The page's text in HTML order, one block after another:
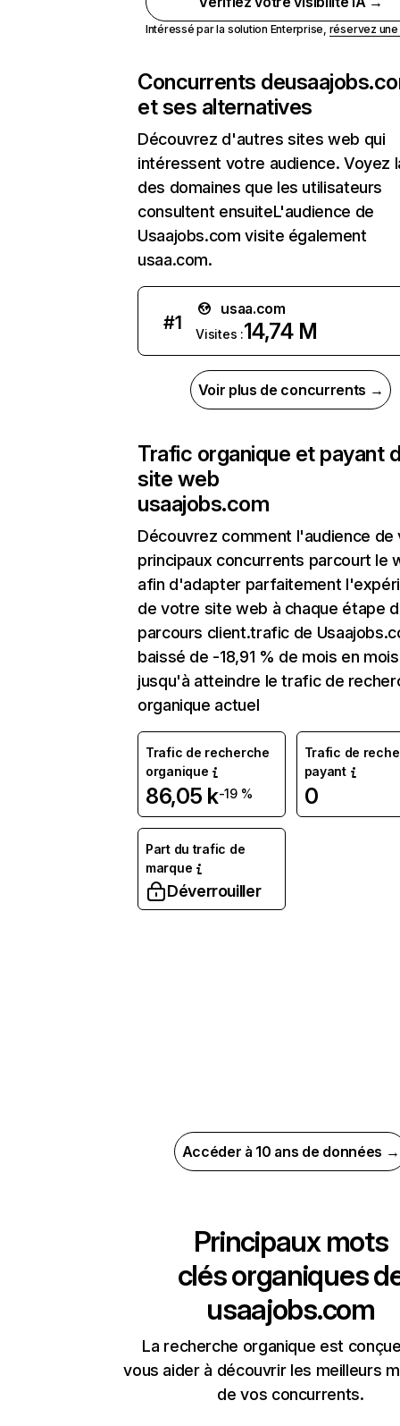
Intéressé par la solution Enterprise, réservez
Concurrents de
et ses alternatives
Découvrez d'autres sites web qui
intéressent votre audience. Voyez
des domaines que les utilisateurs
consultent ensuiteL'audience de
Usaajobs.com visite également
usaa.com.
#1
usaa.com
Visites :14,74 M
Voir plus de concurrents →
Trafic organique et payant
site web
usaajobs.com
Découvrez comment l'audience de
principaux concurrents parcourt le
afin d'adapter parfaitement
de votre site web à chaque étape
parcours client.trafic de
baissé de -18,91 % de mois en mois
jusqu'à atteindre le trafic de
organique actuel
Trafic de recherche
organique
86,05 k-19 %
Trafic de
payant
0
Part du trafic de
marque
Déverrouiller
Accéder à 10 ans de données →
Principaux mots
clés organiques
usaajobs.com
La recherche organique est
vous aider à découvrir les meilleurs
de vos concurrents.